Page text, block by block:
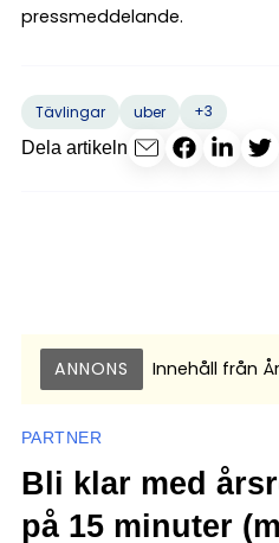
pressmeddelande.
Tävlingar uber
+3
Dela artikeln
ANNONS Innehåll från
PARTNER
Bli klar med
på 15 minuter